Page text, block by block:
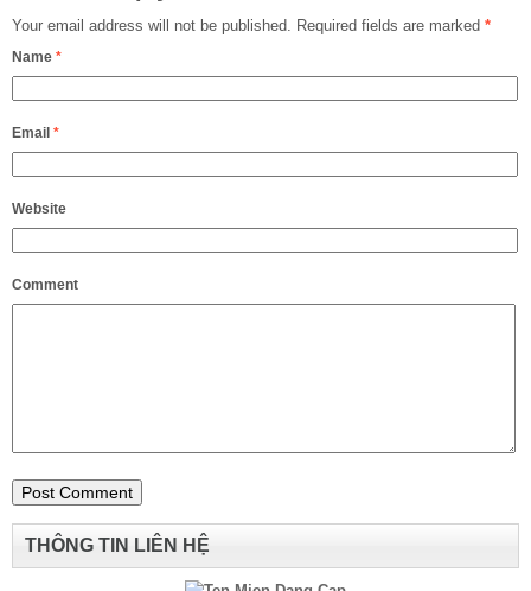
Your email address will not be published. Required fields are marked *
Name *
Email *
Website
Comment
THÔNG TIN LIÊN HỆ